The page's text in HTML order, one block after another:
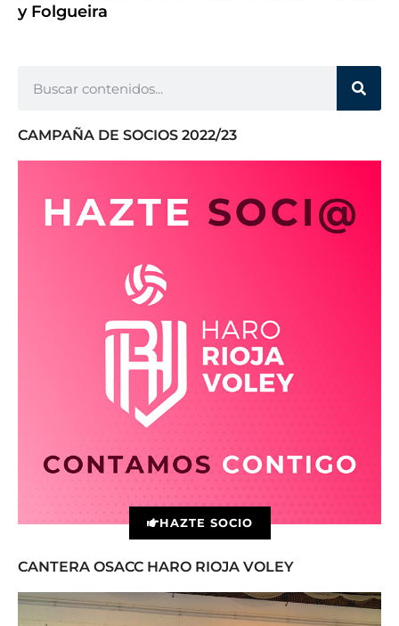
y Folgueira
CAMPAÑA DE SOCIOS 2022/23
HAZTE SOCIO
CANTERA OSACC HARO RIOJA VOLEY